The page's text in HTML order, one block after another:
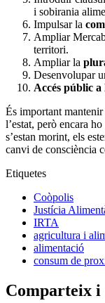
i sobirania
Impulsar la
Ampliar
territori.
Ampliar la
Desenvolupar
Accés públic a
És important
l’estat, però encara
s’estan morint, els
canvi de consciència
Etiquetes
Coòpolis
Justícia
IRTA
agricultura i
alimentació
consum de
Comparteix i